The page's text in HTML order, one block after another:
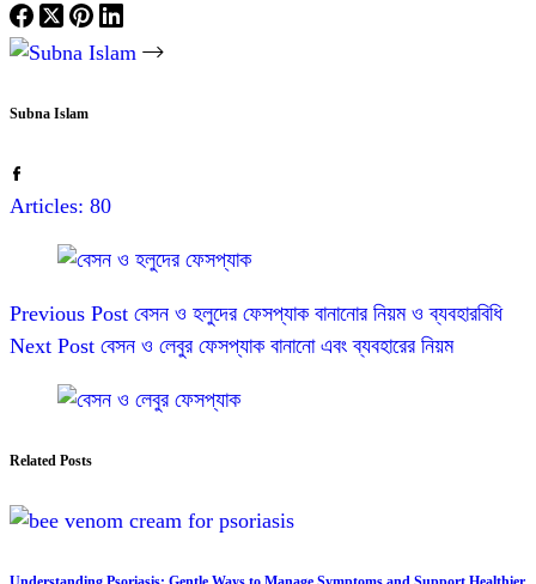
Subna Islam
Articles: 80
Previous Post বেসন ও হলুদের ফেসপ্যাক বানানোর নিয়ম ও ব্যবহারবিধি
Next Post বেসন ও লেবুর ফেসপ্যাক বানানো এবং ব্যবহারের নিয়ম
Related Posts